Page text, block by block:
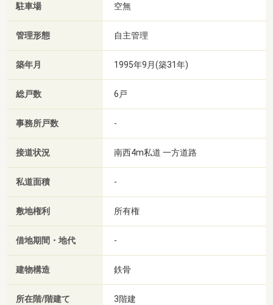
駐車場 空無
管理形態 自主管理
築年月 1995年9月(築31年)
総戸数 6戸
事務所戸数 -
接道状況 南西4m私道 一方道路
私道面積 -
敷地権利 所有権
借地期間・地代 -
建物構造 鉄骨
所在階/階建て 3階建